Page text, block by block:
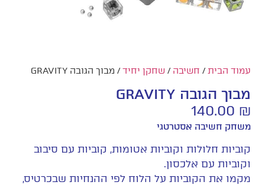
עמוד הבית/ חשיבה / שחקן יחיד/ מבוך הגובה GRAVITY
מבוך הגובה GRAVITY
140.00 ₪
משחק חשיבה אסטרטגי
קוביות חלולות וקוביות אטומות, קוביות עם סיבוב
וקוביות עם אלכסון.
מקמו את הקוביות על הלוח לפי ההנחיות שבכרטיס,